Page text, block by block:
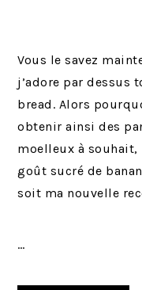
Vous le savez
j’adore par dessus
bread. Alors
obtenir ainsi des
moelleux à souhait,
goût sucré de
soit ma nouvelle
…